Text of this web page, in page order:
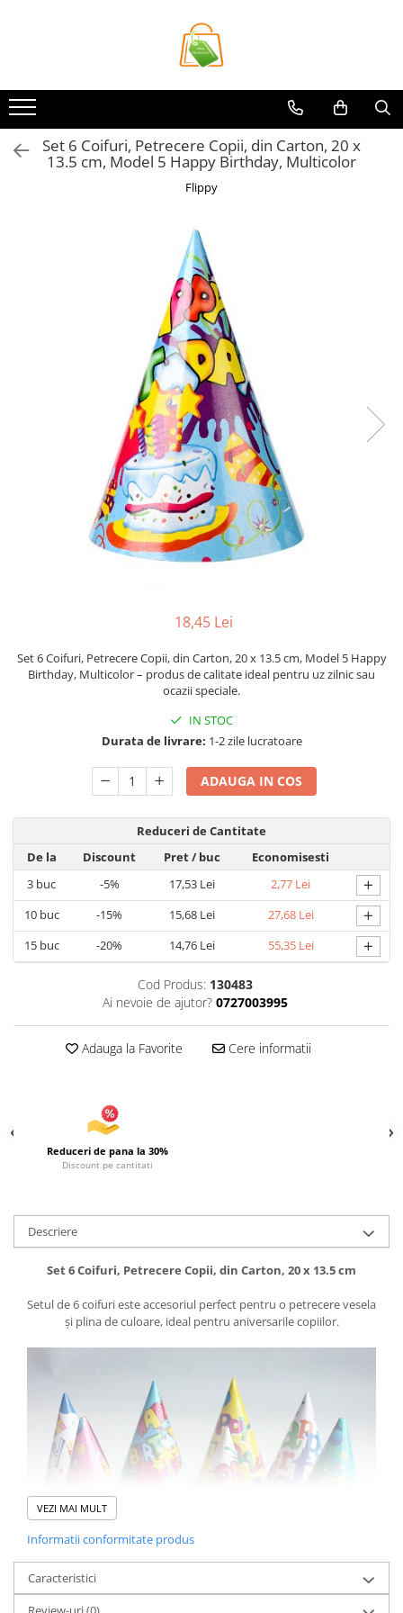
Casa si Bricolaj
Accesorii Birou si Consumabile
Articole pentru Animale
Genti Termoizolante Mancare
Organizatoare si Depozitare
Organizatoare si Depozitare
Pahare, Sticle si Cani
Ustensile pentru Bucătărie
Ustensile pentru Bucătărie
Veselă pentru Masă
Articole pentru Casa si Curatenie
Accesorii Ingrijire Casa
Cutii depozitare
Perne Voiaj, Paturi si Textile
Produse ingrijire incaltaminte
Radiatoare si Seminee electrice
Tapet 3D Autoadeziv
Umidificatoare
Articole pentru Gradina si Bricolaj
Articole pentru Iluminat
Corpuri de iluminat
Lampi de veghe
Articole si, Echipamente pentru
Transport şi Ridicat
Pelerine, Umbrele si Accesorii
Videoproiectoare
Suporti auto
Accesorii biciclete
Ochelari de Protecţie
Pistoale cu apa
Articole pentru Copii
Articole Diverse copii
Articole diverse pentru copii
Covorase de joaca
Jucarii Creative
Jucarii pentru copii
Jucarii si Jocuri
Jucarii si Jocuri
Markere si Set Desen
Scaune de masa bebe
Articole Petrecere
Set 6 Coifuri, Petrecere Copii, din Carton, 20 x
13.5 cm, Model 5 Happy Birthday, Multicolor
Flippy
18,45 Lei
Set 6 Coifuri, Petrecere Copii, din Carton, 20 x 13.5 cm, Model 5 Happy
Birthday, Multicolor – produs de calitate ideal pentru uz zilnic sau
ocazii speciale.
IN STOC
Durata de livrare: 1-2 zile lucratoare
ADAUGA IN COS
Reduceri de Cantitate
De la
Discount Pret/ buc
Economisesti
3 buc -5% 17,53 Lei 2,77 Lei +
10buc -15% 15,68 Lei 27,68 Lei +
15buc -20% 14,76 Lei 55,35 Lei +
Cod Produs: 130483
Ai nevoie de ajutor? 0727003995
Adauga la Favorite Cere informatii
Reduceri de pana la 30%
Discount pe cantitati
Descriere
Set 6 Coifuri, Petrecere Copii, din Carton, 20 x 13.5 cm
Setul de 6 coifuri este accesoriul perfect pentru o petrecere vesela
și plina de culoare, ideal pentru aniversarile copiilor.
VEZI MAI MULT
Informatii conformitate produs
Caracteristici